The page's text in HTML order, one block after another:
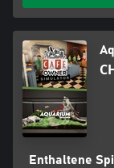
Enthaltene